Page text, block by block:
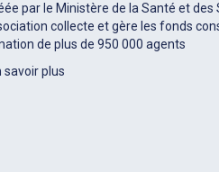
par le Ministère de la Santé et des
collecte et gère les fonds
de plus de 950 000 agents
savoir plus